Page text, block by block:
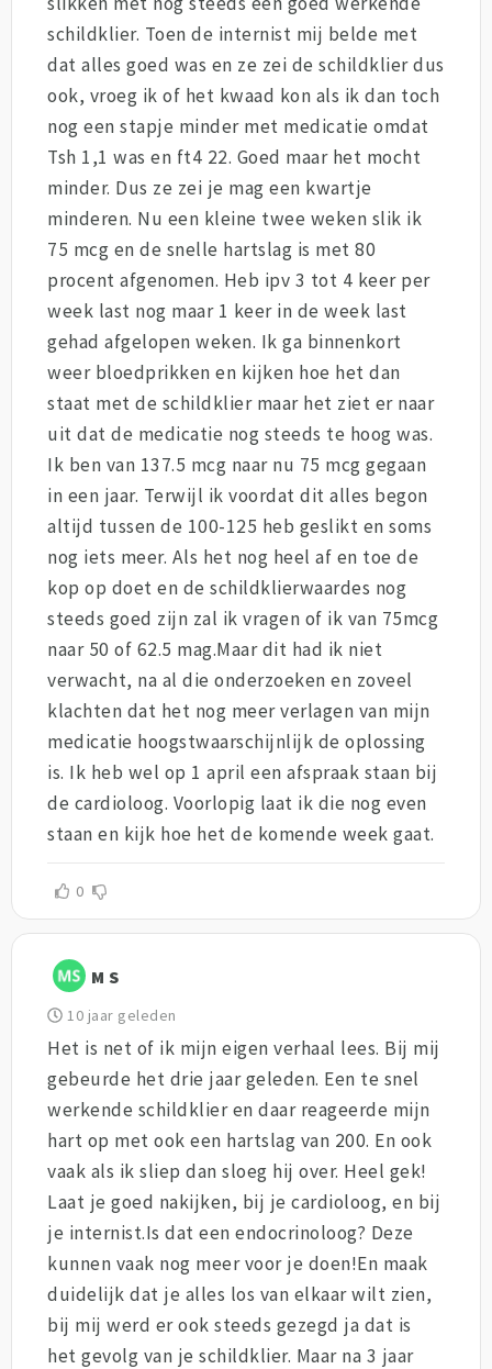
schildklier. Toen de internist mij belde met
dat alles goed was en ze zei de schildklier dus
ook, vroeg ik of het kwaad kon als ik dan toch
nog een stapje minder met medicatie omdat
Tsh 1,1 was en ft4 22. Goed maar het mocht
minder. Dus ze zei je mag een kwartje
minderen. Nu een kleine twee weken slik ik
75 mcg en de snelle hartslag is met 80
procent afgenomen. Heb ipv 3 tot 4 keer per
week last nog maar 1 keer in de week last
gehad afgelopen weken. Ik ga binnenkort
weer bloedprikken en kijken hoe het dan
staat met de schildklier maar het ziet er naar
uit dat de medicatie nog steeds te hoog was.
Ik ben van 137.5 mcg naar nu 75 mcg gegaan
in een jaar. Terwijl ik voordat dit alles begon
altijd tussen de 100-125 heb geslikt en soms
nog iets meer. Als het nog heel af en toe de
kop op doet en de schildklierwaardes nog
steeds goed zijn zal ik vragen of ik van 75mcg
naar 50 of 62.5 mag.Maar dit had ik niet
verwacht, na al die onderzoeken en zoveel
klachten dat het nog meer verlagen van mijn
medicatie hoogstwaarschijnlijk de oplossing
is. Ik heb wel op 1 april een afspraak staan bij
de cardioloog. Voorlopig laat ik die nog even
staan en kijk hoe het de komende week gaat.
0
M S
10 jaar geleden
Het is net of ik mijn eigen verhaal lees. Bij mij
gebeurde het drie jaar geleden. Een te snel
werkende schildklier en daar reageerde mijn
hart op met ook een hartslag van 200. En ook
vaak als ik sliep dan sloeg hij over. Heel gek!
Laat je goed nakijken, bij je cardioloog, en bij
je internist.Is dat een endocrinoloog? Deze
kunnen vaak nog meer voor je doen!En maak
duidelijk dat je alles los van elkaar wilt zien,
bij mij werd er ook steeds gezegd ja dat is
het gevolg van je schildklier. Maar na 3 jaar